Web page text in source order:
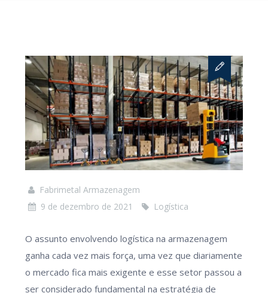
Fabrimetal Armazenagem
9 de dezembro de 2021
Logística
O assunto envolvendo logística na armazenagem
ganha cada vez mais força, uma vez que diariamente
o mercado fica mais exigente e esse setor passou a
ser considerado fundamental na estratégia de